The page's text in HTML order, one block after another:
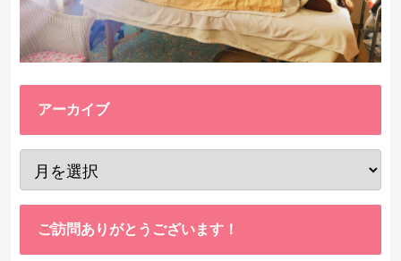
アーカイブ
ご訪問ありがとうございます！